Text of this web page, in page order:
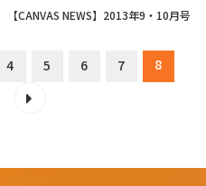
【CANVAS NEWS】2013年9・10月号
4 5 6 7
8